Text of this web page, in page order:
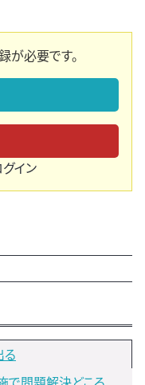
が必要です。
イン